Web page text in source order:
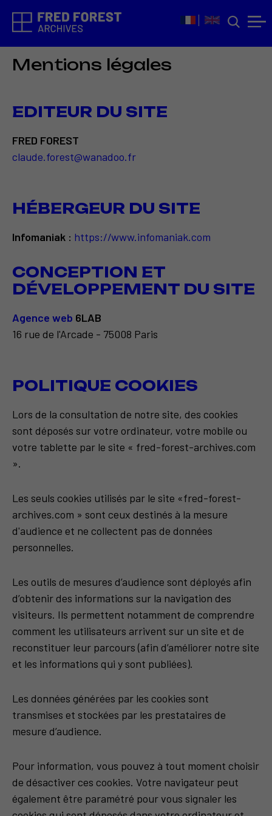
Mentions légales
EDITEUR DU SITE
FRED FOREST
claude.forest@wanadoo.fr
HÉBERGEUR DU SITE
Infomaniak : https://www.infomaniak.com
CONCEPTION ET
DÉVELOPPEMENT DU SITE
Agence web 6LAB
16 rue de l'Arcade - 75008 Paris
POLITIQUE COOKIES
Lors de la consultation de notre site, des cookies
sont déposés sur votre ordinateur, votre mobile ou
votre tablette par le site « fred-forest-archives.com
».
Les seuls cookies utilisés par le site «fred-forest-
archives.com » sont ceux destinés à la mesure
d'audience et ne collectent pas de données
personnelles.
Les outils de mesures d’audience sont déployés afin
d’obtenir des informations sur la navigation des
visiteurs. Ils permettent notamment de comprendre
comment les utilisateurs arrivent sur un site et de
reconstituer leur parcours (afin d’améliorer notre site
et les informations qui y sont publiées).
Les données générées par les cookies sont
transmises et stockées par les prestataires de
mesure d’audience.
Pour information, vous pouvez à tout moment choisir
de désactiver ces cookies. Votre navigateur peut
également être paramétré pour vous signaler les